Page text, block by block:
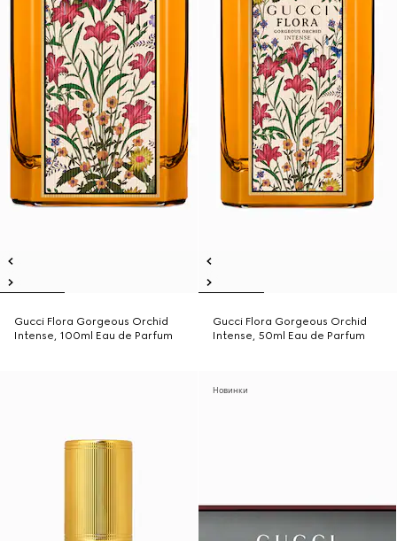
Gucci Flora Gorgeous Orchid
Intense, 100ml Eau de Parfum
Gucci Flora Gorgeous Orchid
Intense, 50ml Eau de Parfum
Новинки